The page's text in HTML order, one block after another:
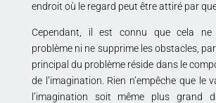
endroit où le regard peut être attiré par
Cependant, il est connu que cela
problème ni ne supprime les obstacles,
principal du problème réside dans le
de l’imagination. Rien n’empêche que le
l’imagination soit même plus grand